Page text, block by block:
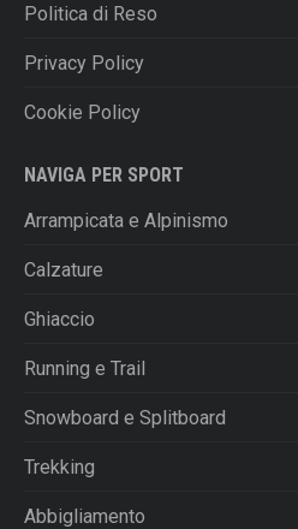
Politica di Reso
Privacy Policy
Cookie Policy
NAVIGA PER SPORT
Arrampicata e Alpinismo
Calzature
Ghiaccio
Running e Trail
Snowboard e Splitboard
Trekking
Abbigliamento